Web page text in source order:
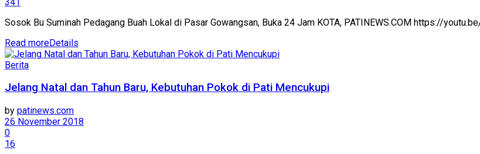
Sosok Bu Suminah Pedagang Buah Lokal di Pasar Gowangsan, Buka 24 Jam KOTA, PATINEWS.COM https://
Read moreDetails
Berita
Jelang Natal dan Tahun Baru, Kebutuhan Pokok di Pati Mencukupi
by patinews.com
26 November 2018
0
16